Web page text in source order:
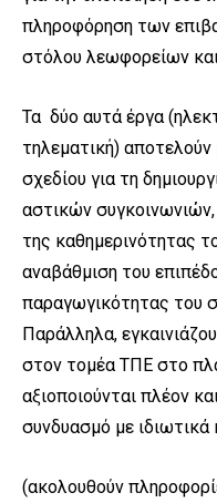
πληροφόρηση των
στόλου λεωφορείων
Τα δύο αυτά έργα
τηλεματική)
σχεδίου για τη
αστικών
της καθημερινότητας
αναβάθμιση του
παραγωγικότητας του
Παράλληλα,
στον τομέα ΤΠΕ στο
αξιοποιούνται πλέον
συνδυασμό με ιδιωτικά
(ακολουθούν